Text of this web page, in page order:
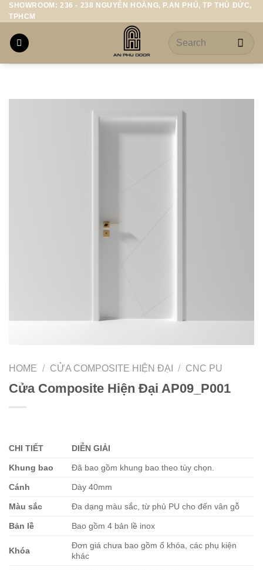
Skip
to
content
SHOWROOM: 236 - 238 NGUYỄN HOÀNG, P.AN PHÚ, TP THỦ ĐỨC,
TPHCM
Search
HOME / CỬA COMPOSITE HIỆN ĐẠI / CNC PU
Cửa Composite Hiện Đại AP09_P001
CHI TIẾT DIỄN GIẢI
Khung bao Đã bao gồm khung bao theo tùy chọn.
Cánh Dày 40mm
Màu sắc Đa dạng màu sắc, từ phủ PU cho đến vân gỗ
Bản lề Bao gồm 4 bản lề inox
Khóa
Đơn giá chưa bao gồm ổ khóa, các phụ kiện
khác